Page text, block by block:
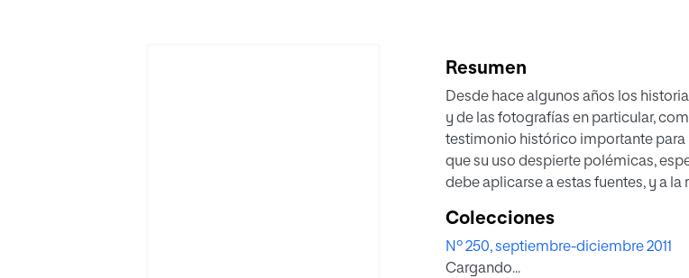
Resumen
Desde hace algunos años los
y de las fotografías en particular,
testimonio histórico importante para
que su uso despierte polémicas,
debe aplicarse a estas fuentes, y a
histórica, un cuidadoso análisis
como la que se ha utilizado durante
aproximarnos al estudio de las
Colecciones
Nº 250, septiembre-diciembre 2011
Cargando...